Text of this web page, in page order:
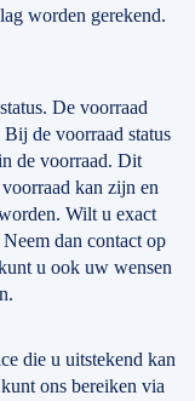
worden gerekend.
De voorraad
de voorraad status
de voorraad. Dit
kan zijn en
Wilt u exact
dan contact op
u ook uw wensen
die u uitstekend kan
ons bereiken via